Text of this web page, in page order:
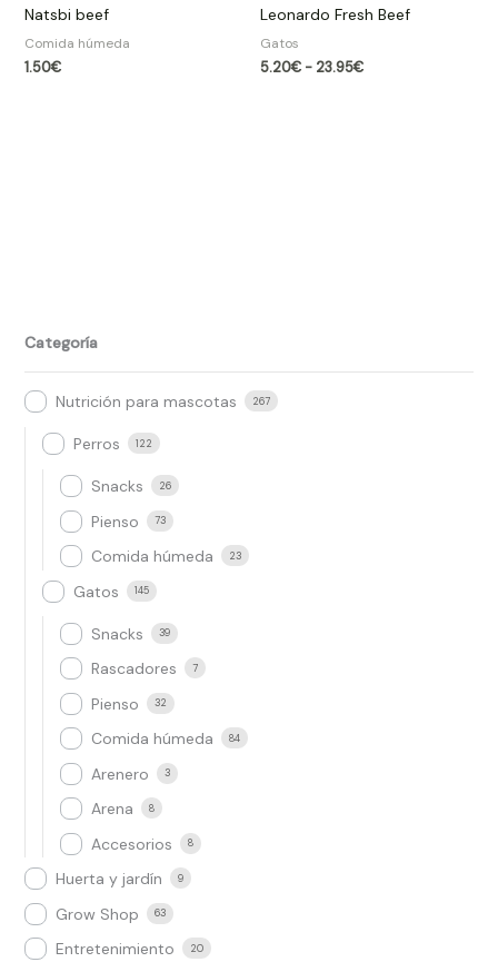
Natsbi beef
Comida húmeda
1.50€
Leonardo Fresh Beef
Gatos
5.20€ - 23.95€
Categoría
Nutrición para mascotas 267
Perros 122
Snacks 26
Pienso 73
Comida húmeda 23
Gatos 145
Snacks 39
Rascadores 7
Pienso 32
Comida húmeda 84
Arenero 3
Arena 8
Accesorios 8
Huerta y jardín 9
Grow Shop​ 63
Entretenimiento 20